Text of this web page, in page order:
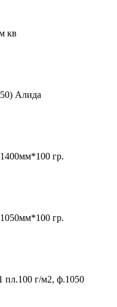
кв
Алида
гр.
гр.
пл.100 г/м2, ф.1050